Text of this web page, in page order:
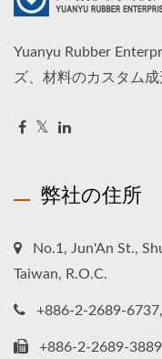
Yuanyu Rubber
ズ、材料のカスタム
弊社の住所
No.1, Jun'An St.,
Taiwan, R.O.C.
+886-2-2689-
+886-2-2689-3889